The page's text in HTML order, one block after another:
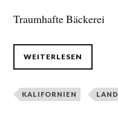
Traumhafte Bäckerei
WEITERLESEN
KALIFORNIEN LAND